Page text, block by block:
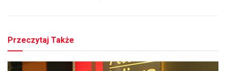
Przeczytaj Także